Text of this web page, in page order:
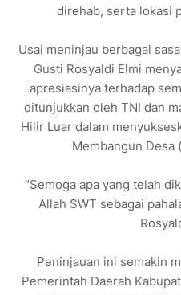
direhab, serta lokasi
Usai meninjau berbagai
Gusti Rosyaldi Elmi
apresiasinya terhadap
ditunjukkan oleh TNI dan
Hilir Luar dalam
Membangun Desa
“Semoga apa yang telah
Allah SWT sebagai
Peninjauan ini semakin
Pemerintah Daerah